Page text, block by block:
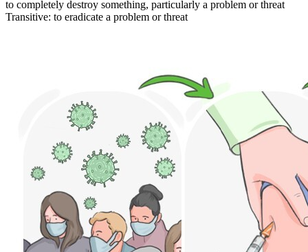
to completely destroy something, particularly a problem or threat
Transitive: to eradicate a problem or threat